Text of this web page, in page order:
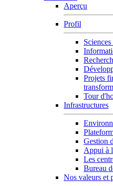
Aperçu
Profil
Projets
Tour
Infrastructures
Gestion
Appui à
Les
Bureau
Nos valeurs et